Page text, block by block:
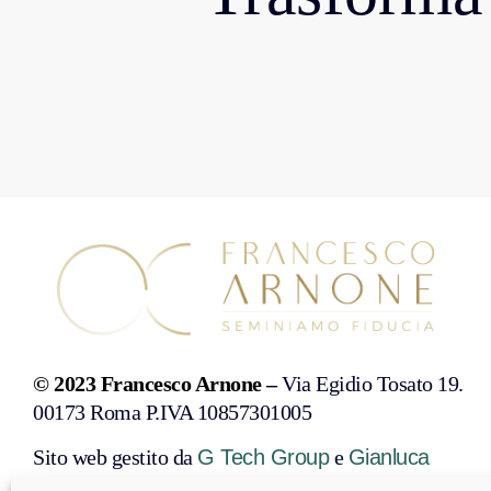
© 2023 Francesco Arnone–Via Egidio Tosato 19.
00173 Roma P.IVA 10857301005
Sito web gestito da G Tech Groupe Gianluca